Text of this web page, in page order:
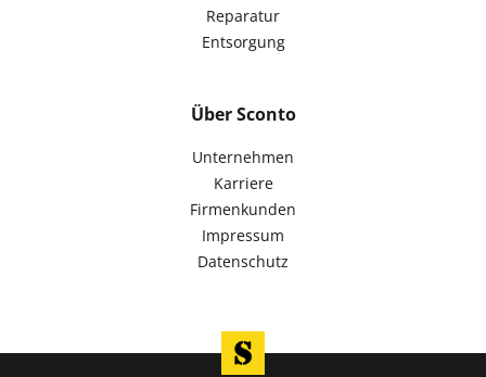
Reparatur
Entsorgung
Über Sconto
Unternehmen
Karriere
Firmenkunden
Impressum
Datenschutz